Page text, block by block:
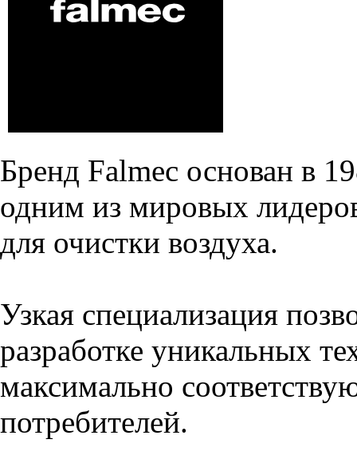
Бренд Falmec основан в
одним из мировых
для очистки воздуха.
Узкая специализация
разработке уникальных
максимально
потребителей.